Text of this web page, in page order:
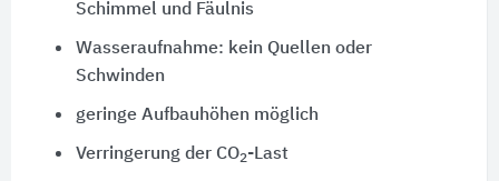
Schimmel und Fäulnis
Wasseraufnahme: kein Quellen oder
Schwinden
geringe Aufbauhöhen möglich
Verringerung der CO2-Last